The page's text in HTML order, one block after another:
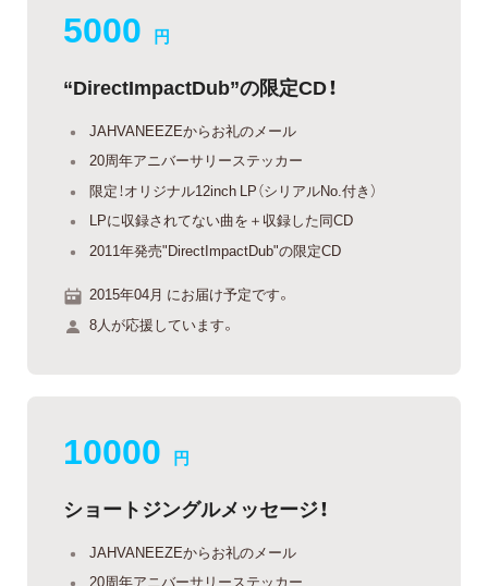
5000 円
“DirectImpactDub”の限定CD！
JAHVANEEZEからお礼のメール
20周年アニバーサリーステッカー
限定！オリジナル12inch LP（シリアルNo.付き）
LPに収録されてない曲を＋収録した同CD
2011年発売"DirectImpactDub"の限定CD
2015年04月 にお届け予定です。
8人が応援しています。
10000 円
ショートジングルメッセージ！
JAHVANEEZEからお礼のメール
20周年アニバーサリーステッカー